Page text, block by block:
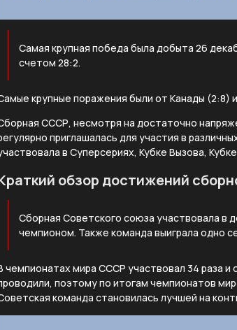
Самая крупная победа была добыта 26
счетом 28:2.
крупные поражения были от Канады (2:8)
СССР, несмотря на достаточно
приглашалась для участия в
в Суперсериях, Кубке Вызова,
обзор достижений
Сборная Советского союза участвовала в
чемпионом. Также команда выиграла одно
чемпионатах мира СССР участвовал 34 раза
поэтому по итогам чемпионатов
команда становилась лучшей на